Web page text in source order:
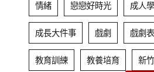
情緒 戀戀好時光 成人
成長大件事 戲劇 戲劇
教育訓練 教養培育 新竹